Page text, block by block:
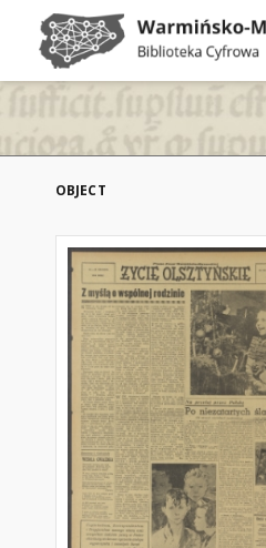
OBJECT